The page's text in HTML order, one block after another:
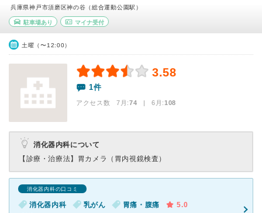
兵庫県神戸市須磨区神の谷（総合運動公園駅）
駐車場あり マイナ受付
土曜（〜12:00）
3.58
1件
アクセス数 7月:74 | 6月:108
消化器内科について
【診療・治療法】 胃カメラ（胃内視鏡検査）
消化器内科の口コミ
消化器内科 乳がん 胃痛・腹痛
5.0